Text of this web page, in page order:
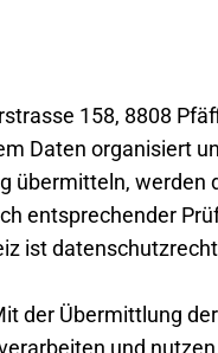
158, 8808
Daten organisiert
übermitteln, werden
entsprechender
ist
der Übermittlung